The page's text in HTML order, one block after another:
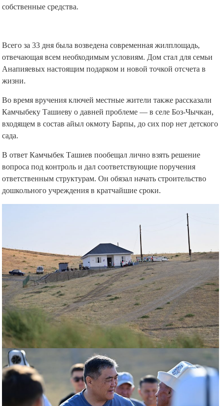
собственные средства.
Всего за 33 дня была возведена современная жилплощадь,
отвечающая всем необходимым условиям. Дом стал для семьи
Анапияевых настоящим подарком и новой точкой отсчета в
жизни.
Во время вручения ключей местные жители также рассказали
Камчыбеку Ташиеву о давней проблеме — в селе Боз-Чычкан,
входящем в состав айыл окмоту Барпы, до сих пор нет детского
сада.
В ответ Камчыбек Ташиев пообещал лично взять решение
вопроса под контроль и дал соответствующие поручения
ответственным структурам. Он обязал начать строительство
дошкольного учреждения в кратчайшие сроки.